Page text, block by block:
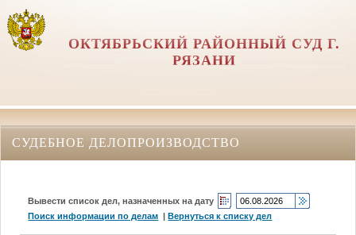
ОКТЯБРЬСКИЙ РАЙОННЫЙ СУД Г.
РЯЗАНИ
СУДЕБНОЕ ДЕЛОПРОИЗВОДСТВО
Вывести список дел, назначенных на дату
Поиск информации по делам |Вернуться к списку дел